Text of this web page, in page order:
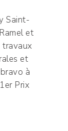
Saint-
et
travaux
et
à
Prix